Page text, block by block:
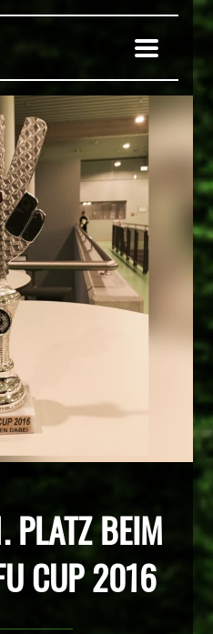
PLATZ BEIM
CUP 2016